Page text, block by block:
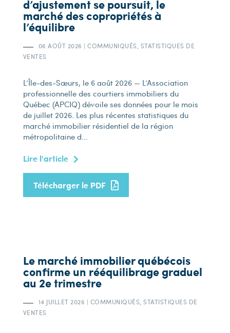
d’ajustement se poursuit, le
marché des copropriétés à
l’équilibre
06 AOÛT 2026 | COMMUNIQUÉS, STATISTIQUES DE
VENTES
L’Île-des-Sœurs, le 6 août 2026 — L’Association
professionnelle des courtiers immobiliers du
Québec (APCIQ) dévoile ses données pour le mois
de juillet 2026. Les plus récentes statistiques du
marché immobilier résidentiel de la région
métropolitaine d...
Lire l'article
Télécharger le PDF
Le marché immobilier québécois
confirme un rééquilibrage graduel
au 2e trimestre
14 JUILLET 2026 | COMMUNIQUÉS, STATISTIQUES DE
VENTES